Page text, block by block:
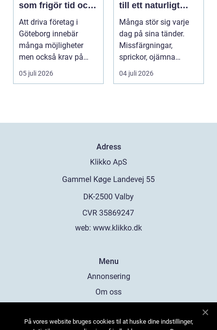
som frigör tid och
skapar kontroll
Att driva företag i
Göteborg innebär
många möjligheter
men också krav på
ordning i ekonomin.
För må...
05 juli 2026
till ett naturligt
vackert leende
Många stör sig varje
dag på sina tänder.
Missfärgningar,
sprickor, ojämna
kanter eller en sned
tandr...
04 juli 2026
Adress
web: www.klikko.dk
Menu
Annonsering
Om oss
Kontakta oss
På vores website bruges cookies til at huske dine indstillinger,